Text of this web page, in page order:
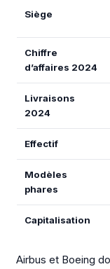
Siège
Chiffre
d’affaires 2024
Livraisons
2024
Effectif
Modèles
phares
Capitalisation
Airbus et Boeing